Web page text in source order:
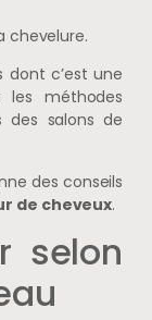
chevelure.
dont c’est une
les méthodes
des salons de
des conseils
de cheveux.
selon